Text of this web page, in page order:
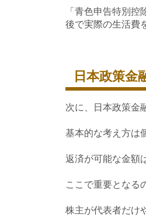
「青色申告特別
後で実際の生活費
日本政策金
次に、日本政策金
基本的な考え方は
返済が可能な金額
ここで重要となる
株主が代表者だけ